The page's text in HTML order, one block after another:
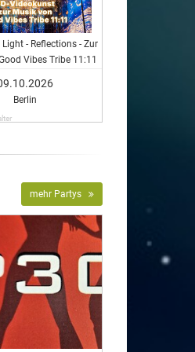
- Reflections - Zur
Vibes Tribe 11:11
Berlin
mehr Partys